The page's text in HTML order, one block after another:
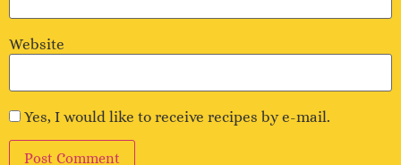
Website
Yes, I would like to receive recipes by e-mail.